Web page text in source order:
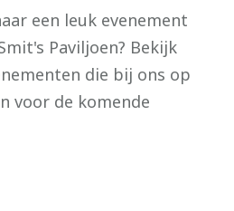
een leuk evenement
Paviljoen? Bekijk
die bij ons op
voor de komende